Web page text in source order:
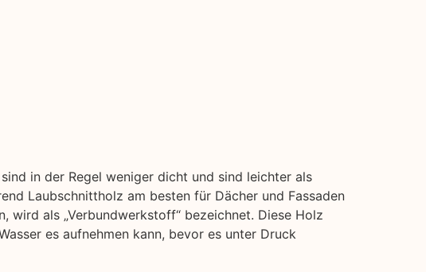
in der Regel weniger dicht und sind leichter als
Laubschnittholz am besten für Dächer und Fassaden
als „Verbundwerkstoff“ bezeichnet. Diese Holz
es aufnehmen kann, bevor es unter Druck